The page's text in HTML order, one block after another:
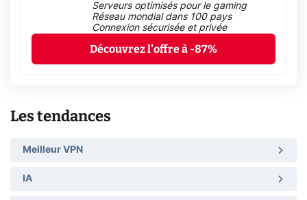
Serveurs optimisés pour le gaming
Réseau mondial dans 100 pays
Connexion sécurisée et privée
Découvrez l'offre à -87%
Les tendances
Meilleur VPN
IA